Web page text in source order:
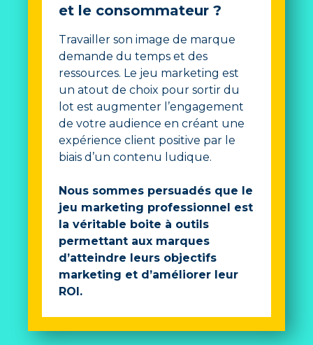
et le consommateur ?
Travailler son image de marque
demande du temps et des
ressources. Le jeu marketing est
un atout de choix pour sortir du
lot est augmenter l’engagement
de votre audience en créant une
expérience client positive par le
biais d’un contenu ludique.
Nous sommes persuadés que le
jeu marketing professionnel est
la véritable boite à outils
permettant aux marques
d’atteindre leurs objectifs
marketing et d’améliorer leur
ROI.